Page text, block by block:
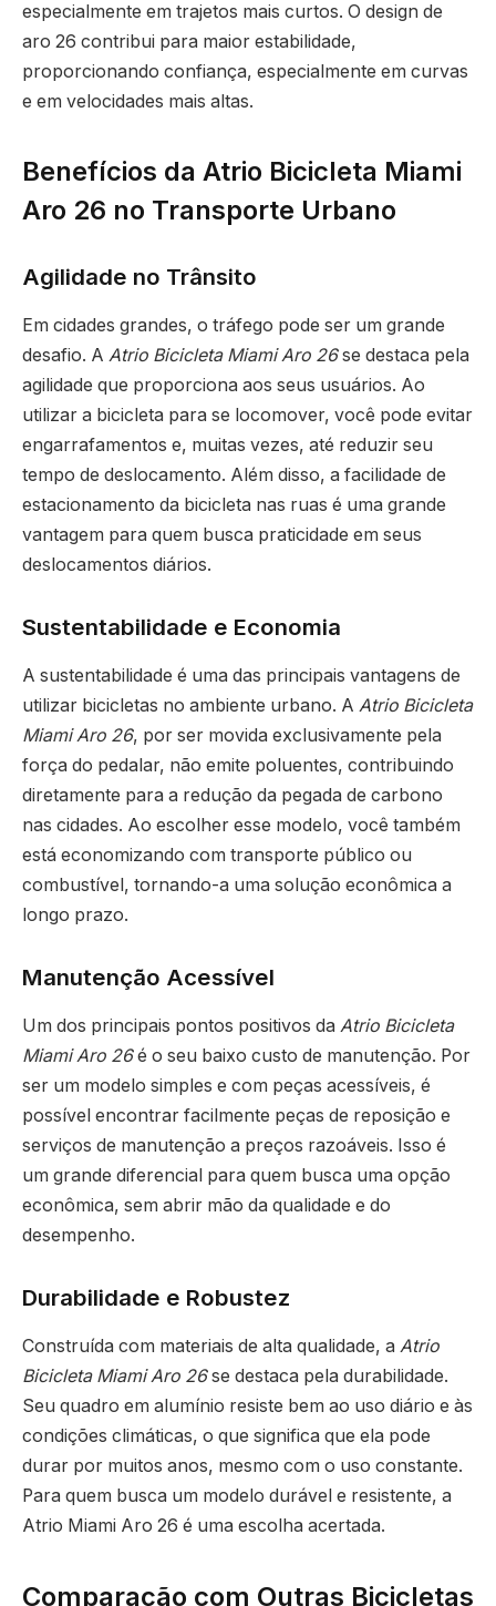
especialmente em trajetos mais curtos. O design de
aro 26 contribui para maior estabilidade,
proporcionando confiança, especialmente em curvas
e em velocidades mais altas.
Benefícios da Atrio Bicicleta Miami
Aro 26 no Transporte Urbano
Agilidade no Trânsito
Em cidades grandes, o tráfego pode ser um grande
desafio. A Atrio Bicicleta Miami Aro 26se destaca pela
agilidade que proporciona aos seus usuários. Ao
utilizar a bicicleta para se locomover, você pode evitar
engarrafamentos e, muitas vezes, até reduzir seu
tempo de deslocamento. Além disso, a facilidade de
estacionamento da bicicleta nas ruas é uma grande
vantagem para quem busca praticidade em seus
deslocamentos diários.
Sustentabilidade e Economia
A sustentabilidade é uma das principais vantagens de
utilizar bicicletas no ambiente urbano. A Atrio Bicicleta
Miami Aro 26, por ser movida exclusivamente pela
força do pedalar, não emite poluentes, contribuindo
diretamente para a redução da pegada de carbono
nas cidades. Ao escolher esse modelo, você também
está economizando com transporte público ou
combustível, tornando-a uma solução econômica a
longo prazo.
Manutenção Acessível
Um dos principais pontos positivos da Atrio Bicicleta
Miami Aro 26é o seu baixo custo de manutenção. Por
ser um modelo simples e com peças acessíveis, é
possível encontrar facilmente peças de reposição e
serviços de manutenção a preços razoáveis. Isso é
um grande diferencial para quem busca uma opção
econômica, sem abrir mão da qualidade e do
desempenho.
Durabilidade e Robustez
Construída com materiais de alta qualidade, a Atrio
Bicicleta Miami Aro 26se destaca pela durabilidade.
Seu quadro em alumínio resiste bem ao uso diário e às
condições climáticas, o que significa que ela pode
durar por muitos anos, mesmo com o uso constante.
Para quem busca um modelo durável e resistente, a
Atrio Miami Aro 26 é uma escolha acertada.
Comparação com Outras Bicicletas